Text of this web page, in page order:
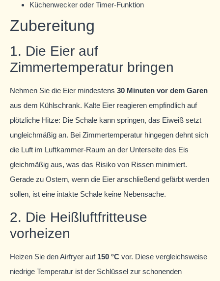
Küchenwecker oder Timer-Funktion
Zubereitung
1. Die Eier auf
Zimmertemperatur bringen
Nehmen Sie die Eier mindestens 30 Minuten vor dem Garen
aus dem Kühlschrank. Kalte Eier reagieren empfindlich auf
plötzliche Hitze: Die Schale kann springen, das Eiweiß setzt
ungleichmäßig an. Bei Zimmertemperatur hingegen dehnt sich
die Luft im Luftkammer-Raum an der Unterseite des Eis
gleichmäßig aus, was das Risiko von Rissen minimiert.
Gerade zu Ostern, wenn die Eier anschließend gefärbt werden
sollen, ist eine intakte Schale keine Nebensache.
2. Die Heißluftfritteuse
vorheizen
Heizen Sie den Airfryer auf 150 °C vor. Diese vergleichsweise
niedrige Temperatur ist der Schlüssel zur schonenden